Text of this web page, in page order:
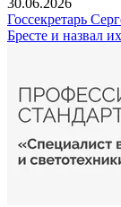
Госсекретарь
Бресте и назвал